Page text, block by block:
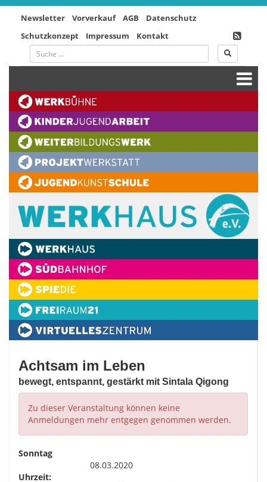
Newsletter Vorverkauf AGB
Datenschutz
Schutzkonzept
Impressum Kontakt
Achtsam im Leben
bewegt, entspannt, gestärkt mit Sintala Qigong
Zu dieser Veranstaltung können keine
Anmeldungen mehr entgegen genommen werden.
Sonntag
08.03.2020
Uhrzeit: